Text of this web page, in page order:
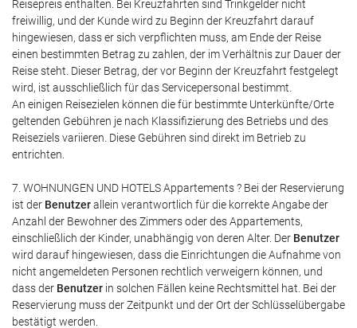
Reisepreis enthalten. Bei Kreuzfahrten sind Trinkgelder nicht
freiwillig, und der Kunde wird zu Beginn der Kreuzfahrt darauf
hingewiesen, dass er sich verpflichten muss, am Ende der Reise
einen bestimmten Betrag zu zahlen, der im Verhältnis zur Dauer der
Reise steht. Dieser Betrag, der vor Beginn der Kreuzfahrt festgelegt
wird, ist ausschließlich für das Servicepersonal bestimmt.
An einigen Reisezielen können die für bestimmte Unterkünfte/Orte
geltenden Gebühren je nach Klassifizierung des Betriebs und des
Reiseziels variieren. Diese Gebühren sind direkt im Betrieb zu
entrichten.
7. WOHNUNGEN UND HOTELS Appartements ? Bei der Reservierung
ist der Benutzerallein verantwortlich für die korrekte Angabe der
Anzahl der Bewohner des Zimmers oder des Appartements,
einschließlich der Kinder, unabhängig von deren Alter. Der Benutzer
wird darauf hingewiesen, dass die Einrichtungen die Aufnahme von
nicht angemeldeten Personen rechtlich verweigern können, und
dass der Benutzer in solchen Fällen keine Rechtsmittel hat. Bei der
Reservierung muss der Zeitpunkt und der Ort der Schlüsselübergabe
bestätigt werden.